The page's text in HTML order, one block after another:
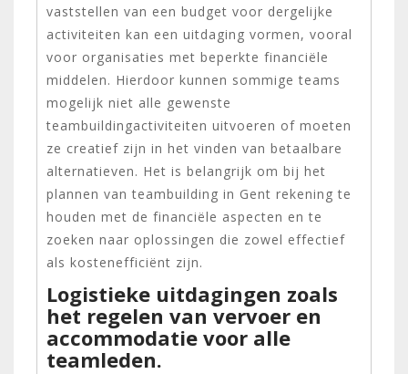
vaststellen van een budget voor dergelijke
activiteiten kan een uitdaging vormen, vooral
voor organisaties met beperkte financiële
middelen. Hierdoor kunnen sommige teams
mogelijk niet alle gewenste
teambuildingactiviteiten uitvoeren of moeten
ze creatief zijn in het vinden van betaalbare
alternatieven. Het is belangrijk om bij het
plannen van teambuilding in Gent rekening te
houden met de financiële aspecten en te
zoeken naar oplossingen die zowel effectief
als kostenefficiënt zijn.
Logistieke uitdagingen zoals
het regelen van vervoer en
accommodatie voor alle
teamleden.